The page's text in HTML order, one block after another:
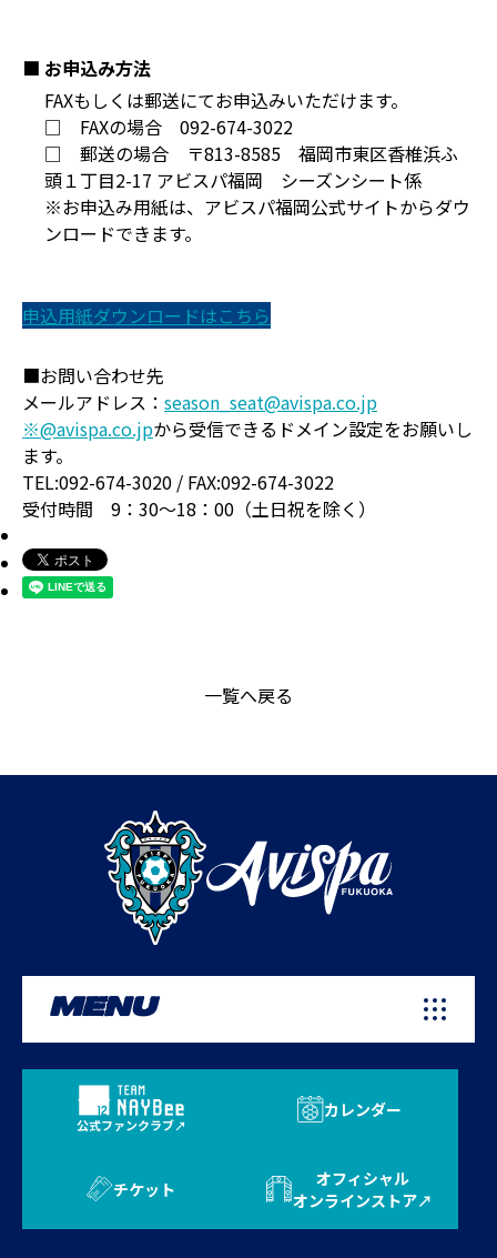
■ お申込み方法
FAXもしくは郵送にてお申込みいただけます。
□ FAXの場合 092-674-3022
□ 郵送の場合 〒813-8585 福岡市東区香椎浜ふ
頭１丁目2-17 アビスパ福岡 シーズンシート係
※お申込み用紙は、アビスパ福岡公式サイトからダウ
ンロードできます。
申込用紙ダウンロードはこちら
■お問い合わせ先
メールアドレス： season_seat@avispa.co.jp
※@avispa.co.jpから受信できるドメイン設定をお願いし
ます。
TEL:092-674-3020 / FAX:092-674-3022
受付時間 9：30～18：00（土日祝を除く）
一覧へ戻る
MENU
公式ファンクラブ
カレンダー
チケット
オフィシャル
オンラインストア